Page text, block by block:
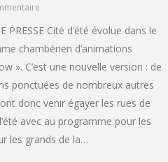
PRESSE Cité d’été évolue dans le
chambérien d’animations
». C’est une nouvelle version : de
ponctuées de nombreux autres
donc venir égayer les rues de
avec au programme pour les
les grands de la…